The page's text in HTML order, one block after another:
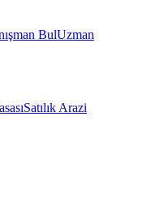
BulUzman
Satılık Arazi